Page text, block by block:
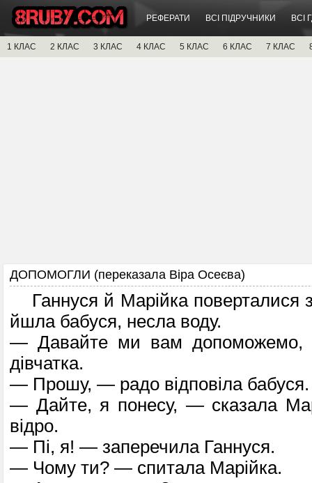
РЕФЕРАТИ ВСІ ПІДРУЧНИКИ ВСІ
1 КЛАС 2 КЛАС 3 КЛАС 4 КЛАС 5 КЛАС 6 КЛАС 7 КЛАС
ДОПОМОГЛИ (переказала Віра Осеєва)
Ганнуся й Марійка поверталися
йшла бабуся, несла воду.
— Давайте ми вам допоможемо,
дівчатка.
— Прошу, — радо відповіла бабуся.
— Дайте, я понесу, — сказала
відро.
— Пі, я! — заперечила Ганнуся.
— Чому ти? — спитала Марійка.